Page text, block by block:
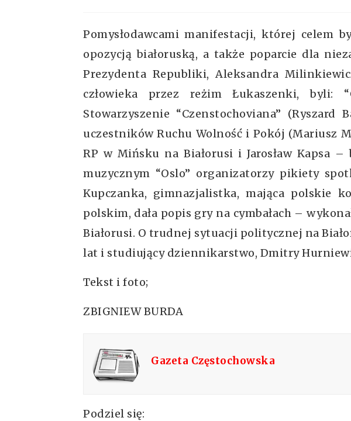
Pomysłodawcami manifestacji, której celem
opozycją białoruską, a także poparcie dla
Prezydenta Republiki, Aleksandra
człowieka przez reżim Łukaszenki, byli:
Stowarzyszenie “Czenstochoviana” (Ryszard
uczestników Ruchu Wolność i Pokój (Mariusz
RP w Mińsku na Białorusi i Jarosław Kapsa –
muzycznym “Oslo” organizatorzy pikiety
Kupczanka, gimnazjalistka, mająca polskie
polskim, dała popis gry na cymbałach –
Białorusi. O trudnej sytuacji politycznej na
lat i studiujący dziennikarstwo, Dmitry
Tekst i foto;
ZBIGNIEW BURDA
Gazeta Częstochowska
Podziel się: